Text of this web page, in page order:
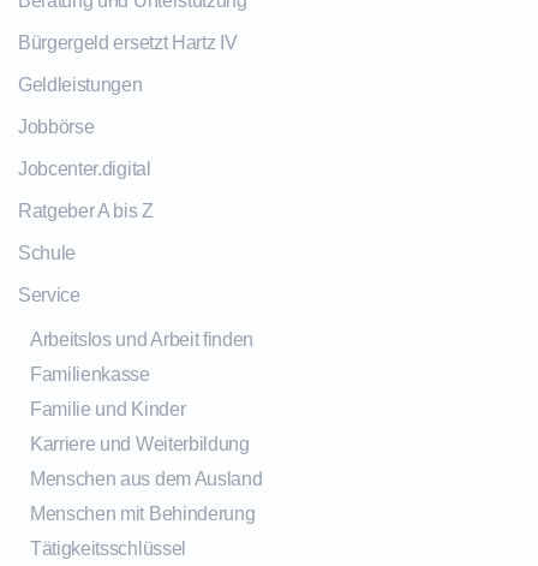
Bürgergeld ersetzt Hartz IV
Geldleistungen
Jobbörse
Jobcenter.digital
Ratgeber A bis Z
Schule
Service
Arbeitslos und Arbeit finden
Familienkasse
Familie und Kinder
Karriere und Weiterbildung
Menschen aus dem Ausland
Menschen mit Behinderung
Tätigkeitsschlüssel